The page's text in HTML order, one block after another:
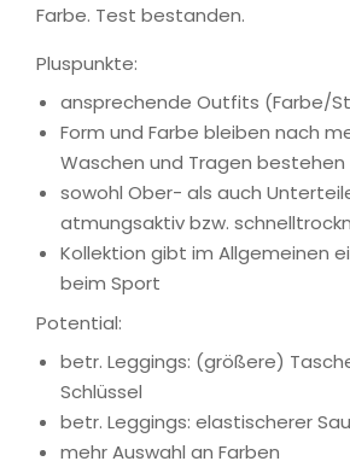
Farbe. Test bestanden.
Pluspunkte:
ansprechende Outfits (Farbe/
Form und Farbe bleiben nach
Waschen und Tragen bestehen
sowohl Ober- als auch
atmungsaktiv bzw.
Kollektion gibt im Allgemeinen
beim Sport
Potential:
betr. Leggings: (größere)
Schlüssel
betr. Leggings: elastischerer
mehr Auswahl an Farben